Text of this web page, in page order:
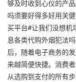
够及时收到心仪的产
吗须要好得多好用关
买平台#让我们没想机
息各类代购外烟犯法
后，随着电子商务的
来越简便快捷。消费
从选购到支付的所有